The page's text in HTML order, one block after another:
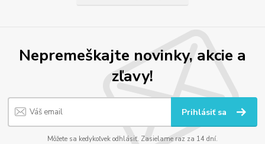
Nepremeškajte novinky, akcie a
zľavy!
Prihlásiť sa
Môžete sa kedykoľvek odhlásiť. Zasielame raz za 14 dní.